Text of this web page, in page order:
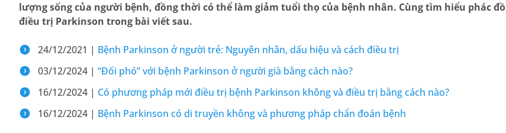
lượng sống của người bệnh, đồng thời có thể làm giảm tuổi thọ của bệnh nhân. Cùng tìm hiểu phác đồ
điều trị Parkinson trong bài viết sau.
24/12/2021 | Bệnh Parkinson ở người trẻ: Nguyên nhân, dấu hiệu và cách điều trị
03/12/2024 | “Đối phó” với bệnh Parkinson ở người già bằng cách nào?
16/12/2024 | Có phương pháp mới điều trị bệnh Parkinson không và điều trị bằng cách nào?
16/12/2024 | Bệnh Parkinson có di truyền không và phương pháp chẩn đoán bệnh